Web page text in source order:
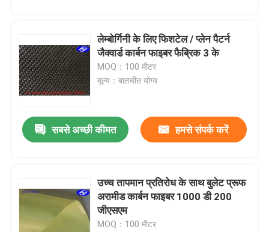
लेम्बोर्गिनी के लिए फिशटेल / प्लेन पैटर्न
जैक्वार्ड कार्बन फाइबर फैब्रिक 3 के
MOQ：100 मीटर
मूल्य：बातचीत योग्य
सबसे अच्छी कीमत हमसे संपर्क करें
उच्च तापमान प्रतिरोध के साथ बुलेट प्रूफ
अरामीड कार्बन फाइबर 1000 डी 200
जीएसएम
MOQ：100 मीटर